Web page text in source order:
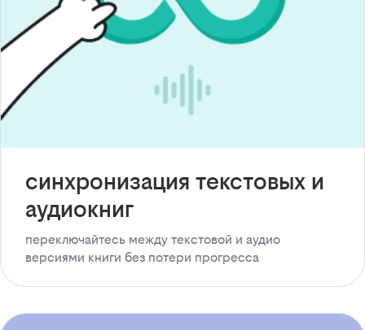
синхронизация текстовых и
аудиокниг
переключайтесь между текстовой и аудио
версиями книги без потери прогресса